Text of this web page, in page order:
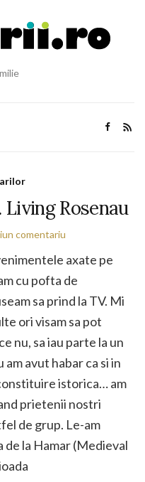
Rosenau
comentariu
axate pe
cu pofta de
sa prind la TV. Mi
ori visam sa pot
nu, sa iau parte la un
avut habar ca si in
istorica… am
prietenii nostri
de grup. Le-am
la Hamar (Medieval